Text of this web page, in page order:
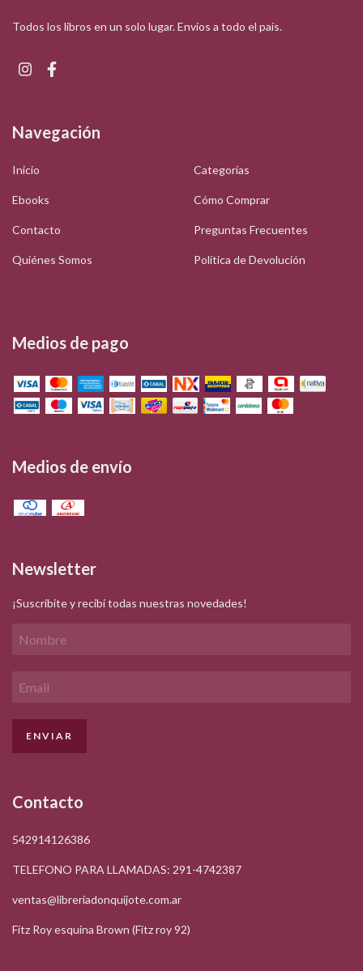
Todos los libros en un solo lugar. Envíos a todo el país.
Navegación
Inicio Categorías
Ebooks Cómo Comprar
Contacto Preguntas Frecuentes
Quiénes Somos Política de Devolución
Medios de pago
Medios de envío
Newsletter
¡Suscribite y recibí todas nuestras novedades!
Contacto
542914126386
TELEFONO PARA LLAMADAS: 291-4742387
ventas@libreriadonquijote.com.ar
Fitz Roy esquina Brown (Fitz roy 92)